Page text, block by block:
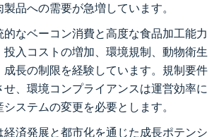
品への需要が急増しています。
的なベーコン消費と高度な食品加工能力
投入コストの増加、環境規制、動物衛生
成長の制限を経験しています。規制要件
せ、環境コンプライアンスは運営効率に
ステムの変更を必要とします。
済発展と都市化を通じた成長ポテンシ